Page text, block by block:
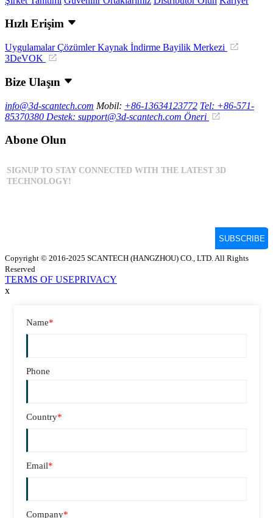
Hızlı Erişim
UygulamalarÇözümlerKaynak İndirme Bayilik Merkezi
3DeVOK
Bize Ulaşın
info@3d-scantech.com Mobil: +86-13634123772 Tel: +86-571-
85370380 Destek: support@3d-scantech.com Öneri
Abone Olun
Copyright © 2016-2025 SCANTECH (HANGZHOU) CO., LTD. All Rights
Reserved
TERMS OF USEPRIVACY
x
Name*
Phone
Country*
Email*
Company*